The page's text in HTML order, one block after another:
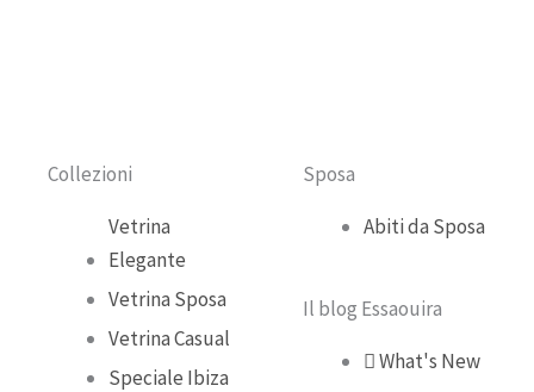
o
a
m
e
Collezioni
Vetrina
Elegante
Vetrina Sposa
Vetrina Casual
Speciale Ibiza
Sposa
Abiti da Sposa
Il blog Essaouira
What's New